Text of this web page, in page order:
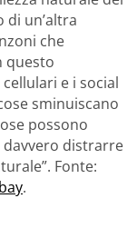
di un’altra
che
questo
e i social
sminuiscano
possono
distrarre
Fonte:
.